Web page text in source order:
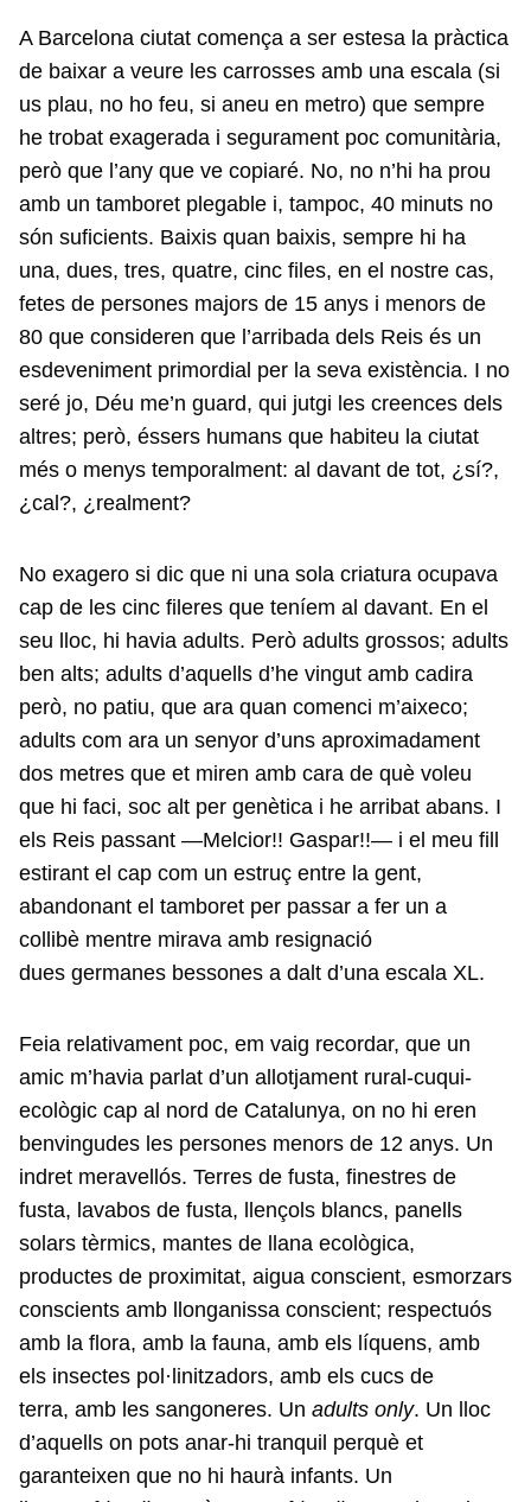
A Barcelona ciutat comença a ser estesa la pràctica
de baixar a veure les carrosses amb una escala (si
us plau, no ho feu, si aneu en metro) que sempre
he trobat exagerada i segurament poc comunitària,
però que l’any que ve copiaré. No, no n’hi ha prou
amb un tamboret plegable i, tampoc, 40 minuts no
són suficients. Baixis quan baixis, sempre hi ha
una, dues, tres, quatre, cinc files, en el nostre cas,
fetes de persones majors de 15 anys i menors de
80 que consideren que l’arribada dels Reis és un
esdeveniment primordial per la seva existència. I no
seré jo, Déu me’n guard, qui jutgi les creences dels
altres; però, éssers humans que habiteu la ciutat
més o menys temporalment: al davant de tot, ¿sí?,
¿cal?, ¿realment?
No exagero si dic que ni una sola criatura ocupava
cap de les cinc fileres que teníem al davant. En el
seu lloc, hi havia adults. Però adults grossos; adults
ben alts; adults d’aquells d’he vingut amb cadira
però, no patiu, que ara quan comenci m’aixeco;
adults com ara un senyor d’uns aproximadament
dos metres que et miren amb cara de què voleu
que hi faci, soc alt per genètica i he arribat abans. I
els Reis passant —Melcior!! Gaspar!!— i el meu fill
estirant el cap com un estruç entre la gent,
abandonant el tamboret per passar a fer un a
collibè mentre mirava amb resignació
dues germanes bessones a dalt d’una escala XL.
Feia relativament poc, em vaig recordar, que un
amic m’havia parlat d’un allotjament rural-cuqui-
ecològic cap al nord de Catalunya, on no hi eren
benvingudes les persones menors de 12 anys. Un
indret meravellós. Terres de fusta, finestres de
fusta, lavabos de fusta, llençols blancs, panells
solars tèrmics, mantes de llana ecològica,
productes de proximitat, aigua conscient, esmorzars
conscients amb llonganissa conscient; respectuós
amb la flora, amb la fauna, amb els líquens, amb
els insectes pol·linitzadors, amb els cucs de
terra, amb les sangoneres. Un adults only. Un lloc
d’aquells on pots anar-hi tranquil perquè et
garanteixen que no hi haurà infants. Un